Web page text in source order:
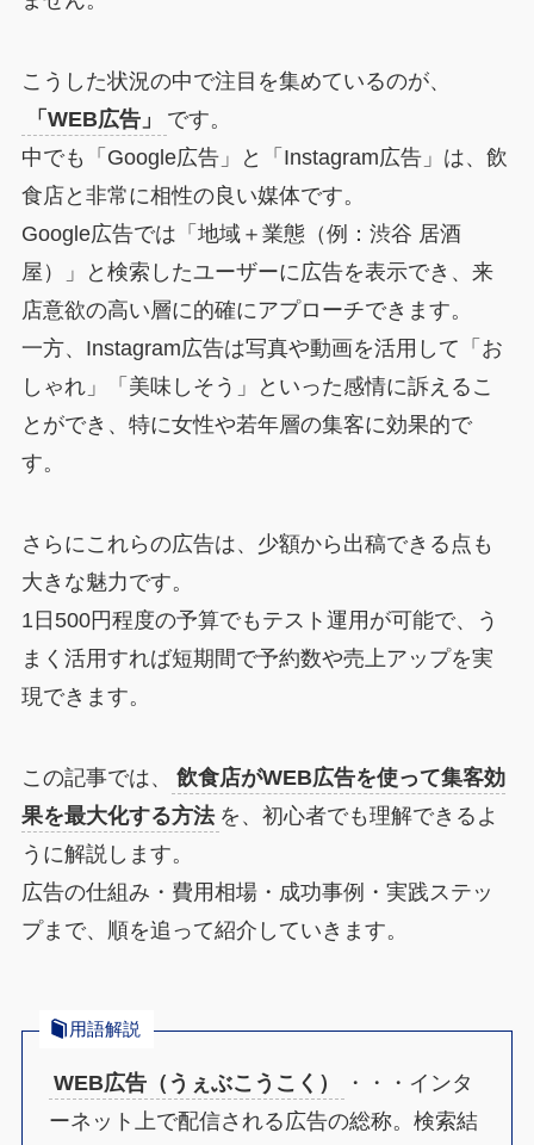
こうした状況の中で注目を集めているのが、
「WEB広告」
です。
中でも「Google広告」と「Instagram広告」は、飲
食店と非常に相性の良い媒体です。
Google広告では「地域＋業態（例：渋谷 居酒
屋）」と検索したユーザーに広告を表示でき、来
店意欲の高い層に的確にアプローチできます。
一方、Instagram広告は写真や動画を活用して「お
しゃれ」「美味しそう」といった感情に訴えるこ
とができ、特に女性や若年層の集客に効果的で
す。
さらにこれらの広告は、少額から出稿できる点も
大きな魅力です。
1日500円程度の予算でもテスト運用が可能で、う
まく活用すれば短期間で予約数や売上アップを実
現できます。
この記事では、
飲食店がWEB広告を使って集客効
果を最大化する方法 を、初心者でも理解できるよ
うに解説します。
広告の仕組み・費用相場・成功事例・実践ステッ
プまで、順を追って紹介していきます。
用語解説
WEB広告（うぇぶこうこく）
・・・インタ
ーネット上で配信される広告の総称。検索結